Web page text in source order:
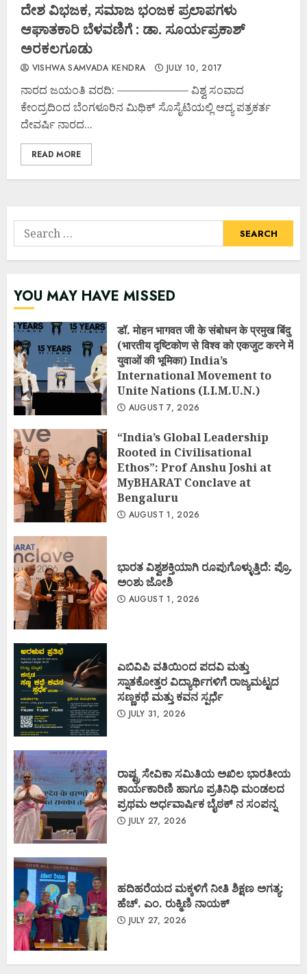
ದೇಶ ವಿಭಜಕ, ಸಮಾಜ ಭಂಜಕ ಪ್ರಲಾಪಗಳು
ಆಘಾತಕಾರಿ ಬೆಳವಣಿಗೆ : ಡಾ. ಸೂರ್ಯಪ್ರಕಾಶ್
ಅರಕಲಗೂಡು
VISHWA SAMVADA KENDRA JULY 10, 2017
ನಾರದ ಜಯಂತಿ ವರದಿ: ——————– ವಿಶ್ವ ಸಂವಾದ
ಕೇಂದ್ರದಿಂದ ಬೆಂಗಳೂರಿನ ಮಿಥಿಕ್ ಸೊಸೈಟಿಯಲ್ಲಿ ಆದ್ಯ ಪತ್ರಕರ್ತ
ದೇವರ್ಷಿ ನಾರದ...
READ MORE
Search
for:
YOU MAY HAVE MISSED
डॉ. मोहन भागवत जी के संबोधन के प्रमुख बिंदु
(भारतीय दृष्टिकोण से विश्व को एकजुट करने में
युवाओं की भूमिका) India’s
International Movement to
Unite Nations (I.I.M.U.N.)
AUGUST 7, 2026
“India’s Global Leadership
Rooted in Civilisational
Ethos”: Prof Anshu Joshi at
MyBHARAT Conclave at
Bengaluru
AUGUST 1, 2026
ಭಾರತ ವಿಶ್ವಶಕ್ತಿಯಾಗಿ ರೂಪುಗೊಳ್ಳುತ್ತಿದೆ: ಪ್ರೊ.
ಅಂಶು ಜೋಶಿ
AUGUST 1, 2026
ಎಬಿವಿಪಿ ವತಿಯಿಂದ ಪದವಿ ಮತ್ತು
ಸ್ನಾತಕೋತ್ತರ ವಿದ್ಯಾರ್ಥಿಗಳಿಗೆ ರಾಜ್ಯಮಟ್ಟದ
ಸಣ್ಣಕಥೆ ಮತ್ತು ಕವನ ಸ್ಪರ್ಧೆ
JULY 31, 2026
ರಾಷ್ಟ್ರ ಸೇವಿಕಾ ಸಮಿತಿಯ ಅಖಿಲ ಭಾರತೀಯ
ಕಾರ್ಯಕಾರಿಣಿ ಹಾಗೂ ಪ್ರತಿನಿಧಿ ಮಂಡಲದ
ಪ್ರಥಮ ಅರ್ಧವಾರ್ಷಿಕ ಬೈಠಕ್ ನ ಸಂಪನ್ನ
JULY 27, 2026
ಹದಿಹರೆಯದ ಮಕ್ಕಳಿಗೆ ನೀತಿ ಶಿಕ್ಷಣ ಅಗತ್ಯ:
ಹೆಚ್. ಎಂ. ರುಕ್ಮಿಣಿ ನಾಯಕ್
JULY 27, 2026